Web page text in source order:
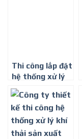
Thi công lắp đặt
hệ thống xử lý
khí thải nhà
máy sản xuất
đồ nội thất